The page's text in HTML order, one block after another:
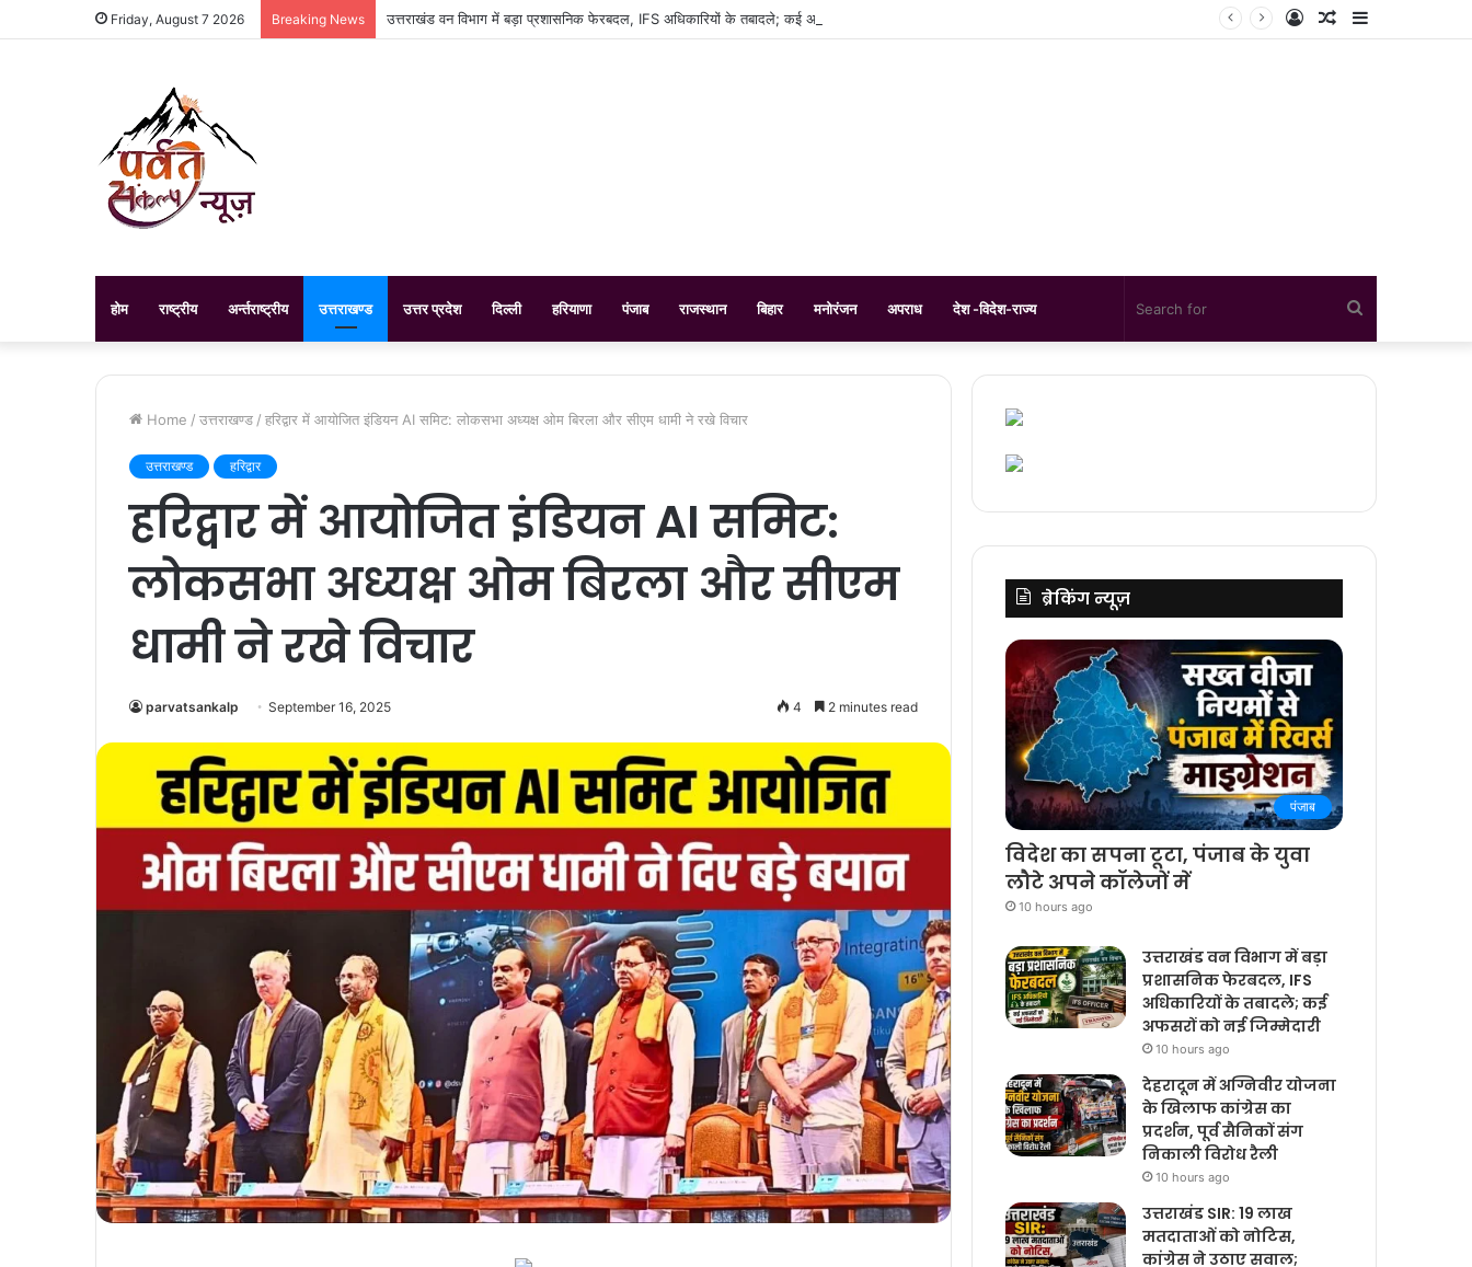
Friday, August 7 2026 Breaking News उत्तराखंड वन विभाग में बड़ा प्रशासनिक फेरबदल, IFS अधिकारियों के तबादले; कई अफसरों को नई जिम्मेदारी Sidebar
Random
Log
होम राष्ट्रीय अर्न्तराष्ट्रीय उत्तराखण्ड उत्तर प्रदेश दिल्ली हरियाणा पंजाब राजस्थान बिहार मनोरंजन अपराध देश -विदेश-राज्य
for
Home / उत्तराखण्ड / हरिद्वार में आयोजित इंडियन AI समिट: लोकसभा अध्यक्ष ओम बिरला और सीएम धामी ने रखे विचार
उत्तराखण्ड हरिद्वार
हरिद्वार में आयोजित इंडियन AI समिट:
लोकसभा अध्यक्ष ओम बिरला और सीएम
धामी ने रखे विचार
parvatsankalp September 16, 2025 4 2 minutes read
ब्रेकिंग न्यूज़
पंजाब
विदेश का सपना टूटा, पंजाब के युवा
लौटे अपने कॉलेजों में
10 hours ago
उत्तराखंड वन विभाग में बड़ा
प्रशासनिक फेरबदल, IFS
अधिकारियों के तबादले; कई
अफसरों को नई जिम्मेदारी
10 hours ago
देहरादून में अग्निवीर योजना
के खिलाफ कांग्रेस का
प्रदर्शन, पूर्व सैनिकों संग
निकाली विरोध रैली
10 hours ago
उत्तराखंड SIR: 19 लाख
मतदाताओं को नोटिस,
कांग्रेस ने उठाए सवाल;